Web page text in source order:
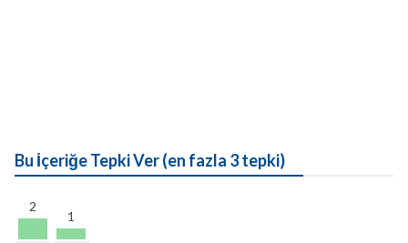
Bu İçeriğe Tepki Ver (en fazla 3 tepki)
2
1